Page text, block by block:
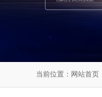
当前位置： 网站首页